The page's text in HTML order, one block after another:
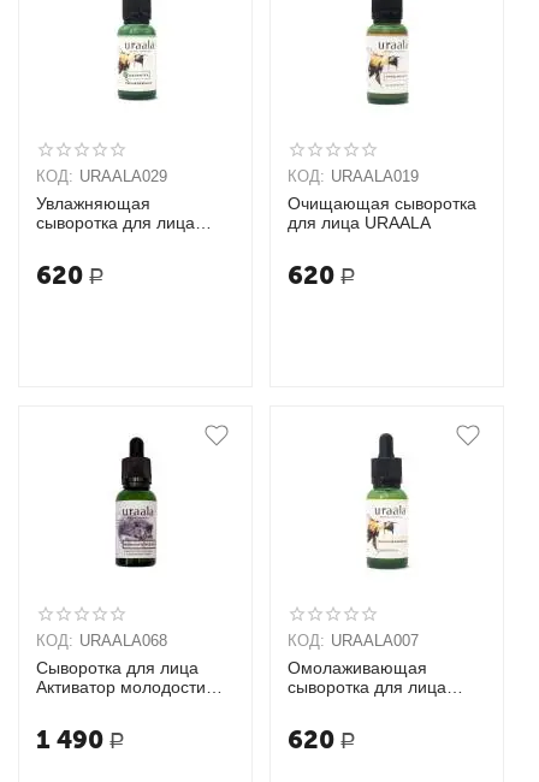
КОД: URAALA029
Увлажняющая
сыворотка для лица
620 Р
КОД: URAALA019
Очищающая сыворотка
для лица URAALA
620 Р
КОД: URAALA068
Сыворотка для лица
Активатор молодости
1 490 Р
КОД: URAALA007
Омолаживающая
сыворотка для лица
620 Р